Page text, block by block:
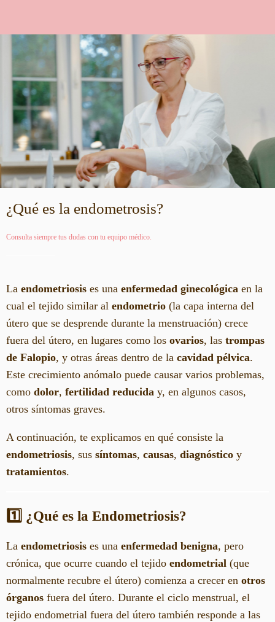
¿Qué es la endometrosis?
Consulta siempre tus dudas con tu equipo médico.
La endometriosis es una enfermedad ginecológica en la
cual el tejido similar al endometrio (la capa interna del
útero que se desprende durante la menstruación) crece
fuera del útero, en lugares como los ovarios, las trompas
de Falopio, y otras áreas dentro de la cavidad pélvica.
Este crecimiento anómalo puede causar varios problemas,
como dolor, fertilidad reducida y, en algunos casos,
otros síntomas graves.
A continuación, te explicamos en qué consiste la
endometriosis, sus síntomas, causas, diagnóstico y
tratamientos.
1️⃣ ¿Qué es la Endometriosis?
La endometriosis es una enfermedad benigna, pero
crónica, que ocurre cuando el tejido endometrial (que
normalmente recubre el útero) comienza a crecer en otros
órganos fuera del útero. Durante el ciclo menstrual, el
tejido endometrial fuera del útero también responde a las